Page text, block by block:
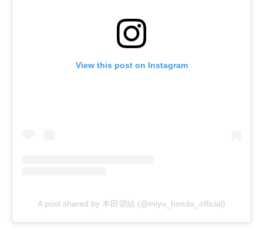
View this post on Instagram
A post shared by 本田望結 (@miyu_honda_official)